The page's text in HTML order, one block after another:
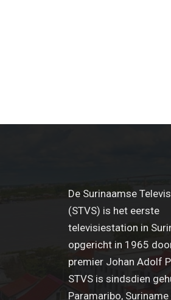
De Surinaamse
(STVS) is het eerste
televisiestation in
opgericht in 1965
premier Johan Adolf
STVS is sindsdien
Paramaribo, Suriname